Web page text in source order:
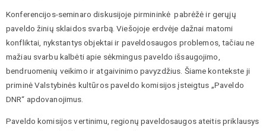
Konferencijos-seminaro diskusijoje pirmininkė pabrėžė ir gerųjų
paveldo žinių sklaidos svarbą. Viešojoje erdvėje dažnai matomi
konfliktai, nykstantys objektai ir paveldosaugos problemos, tačiau ne
mažiau svarbu kalbėti apie sėkmingus paveldo išsaugojimo,
bendruomenių veikimo ir atgaivinimo pavyzdžius. Šiame kontekste ji
priminė Valstybinės kultūros paveldo komisijos įsteigtus „Paveldo
DNR“ apdovanojimus.
Paveldo komisijos vertinimu, regionų paveldosaugos ateitis priklausys